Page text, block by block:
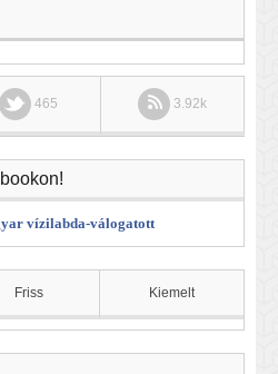
465 3.92k
vízilabda-válogatott
Friss Kiemelt